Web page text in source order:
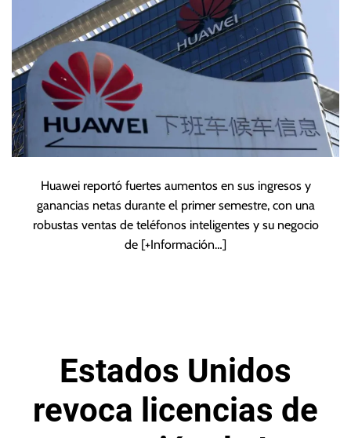
Huawei reportó fuertes aumentos en sus ingresos y
ganancias netas durante el primer semestre, con una
robustas ventas de teléfonos inteligentes y su negocio
de [+Información…]
Estados Unidos
revoca licencias de